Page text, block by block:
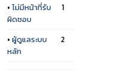
• ไม่มีหน้าที่รับ
ผิดชอบ
1
• ผู้ดูแลระบบ
หลัก
2